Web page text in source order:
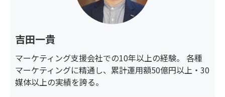
吉田一貴
マーケティング支援会社での10年以上の経験。 各種
マーケティングに精通し、累計運用額50億円以上・30
媒体以上の実績を誇る。